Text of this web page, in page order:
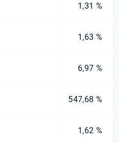
1,31 %
1,63 %
6,97 %
547,68 %
1,62 %